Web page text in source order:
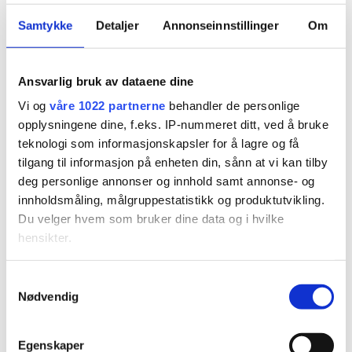
Samtykke Detaljer Annonseinnstillinger Om
Ansvarlig bruk av dataene dine
Vi og våre 1022 partnerne behandler de personlige
opplysningene dine, f.eks. IP-nummeret ditt, ved å bruke
teknologi som informasjonskapsler for å lagre og få
tilgang til informasjon på enheten din, sånn at vi kan tilby
deg personlige annonser og innhold samt annonse- og
innholdsmåling, målgruppestatistikk og produktutvikling.
Du velger hvem som bruker dine data og i hvilke
hensikter.
Innhente informasjon om den geografiske
Nødvendig
Egenskaper
Javell - se det